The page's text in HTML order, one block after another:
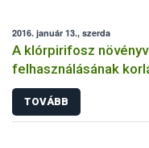
2016. január 13., szerda
A klórpirifosz
felhasználásának
TOVÁBB